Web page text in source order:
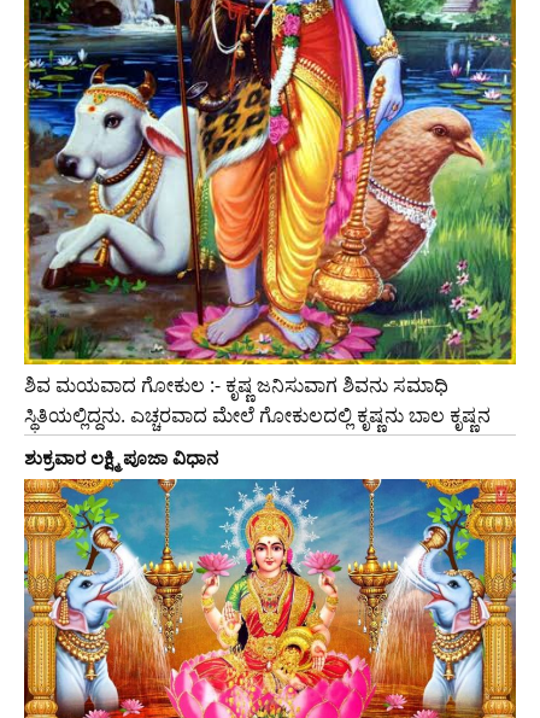
ಶಿವ ಮಯವಾದ ಗೋಕುಲ :- ಕೃಷ್ಣ ಜನಿಸುವಾಗ ಶಿವನು ಸಮಾಧಿ
ಸ್ಥಿತಿಯಲ್ಲಿದ್ದನು. ಎಚ್ಚರವಾದ ಮೇಲೆ ಗೋಕುಲದಲ್ಲಿ ಕೃಷ್ಣನು ಬಾಲ ಕೃಷ್ಣನ
ಶುಕ್ರವಾರ ಲಕ್ಷ್ಮಿ ಪೂಜಾ ವಿಧಾನ